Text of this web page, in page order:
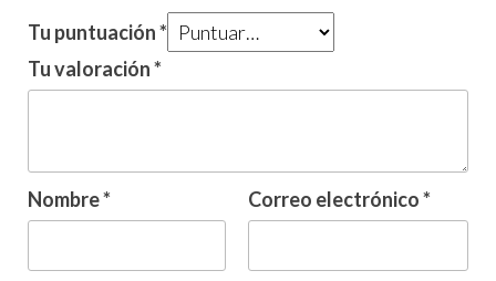
Tu puntuación*
Tu valoración*
Nombre* Correo electrónico*